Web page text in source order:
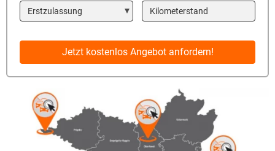
Year Kilometerstand
Jetzt kostenlos Angebot anfordern!